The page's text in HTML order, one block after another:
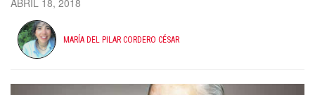
ABRIL 18, 2018
MARÍA DEL PILAR CORDERO CÉSAR